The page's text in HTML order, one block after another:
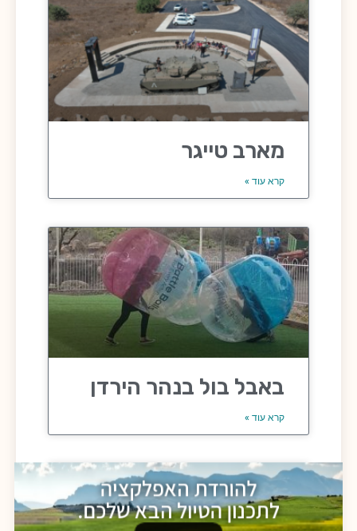
מארב טייגר
קרא עוד »
באבל בול בנהר הירדן
קרא עוד »
להורדת האפלקציה
לתכנון הטיול הבא שלכם.